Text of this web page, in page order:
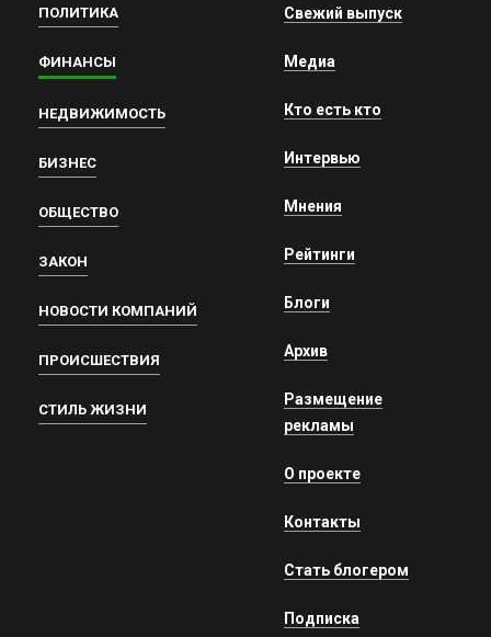
ПОЛИТИКА
ФИНАНСЫ
НЕДВИЖИМОСТЬ
БИЗНЕС
ОБЩЕСТВО
ЗАКОН
НОВОСТИ КОМПАНИЙ
ПРОИСШЕСТВИЯ
СТИЛЬ ЖИЗНИ
Свежий выпуск
Медиа
Кто есть кто
Интервью
Мнения
Рейтинги
Блоги
Архив
Размещение
рекламы
О проекте
Контакты
Стать блогером
Подписка